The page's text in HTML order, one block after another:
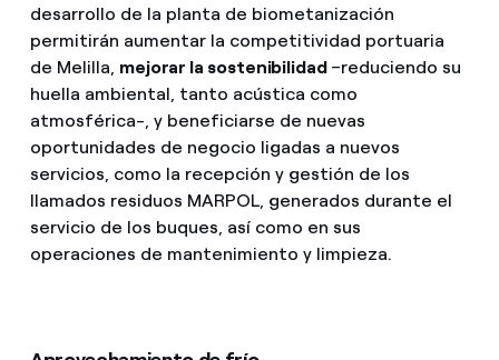
desarrollo de la planta de biometanización
permitirán aumentar la competitividad portuaria
de Melilla, mejorar la sostenibilidad –reduciendo su
huella ambiental, tanto acústica como
atmosférica-, y beneficiarse de nuevas
oportunidades de negocio ligadas a nuevos
servicios, como la recepción y gestión de los
llamados residuos MARPOL, generados durante el
servicio de los buques, así como en sus
operaciones de mantenimiento y limpieza.